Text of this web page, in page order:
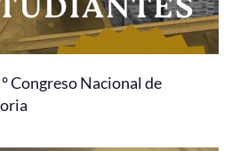
Congreso Nacional de